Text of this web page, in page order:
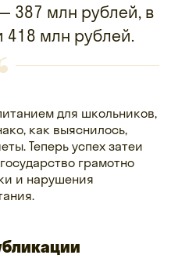
387 млн рублей, в
418 млн рублей.
для школьников,
как выяснилось,
Теперь успех затеи
грамотно
и нарушения